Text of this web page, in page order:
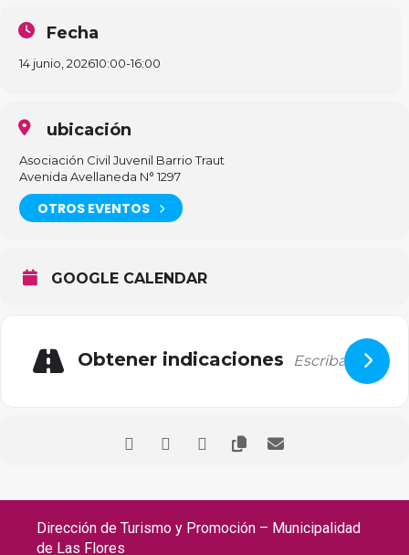
Fecha
14 junio, 202610:00-16:00
ubicación
Asociación Civil Juvenil Barrio Traut
Avenida Avellaneda N° 1297
OTROS EVENTOS
GOOGLE CALENDAR
Obtener indicaciones
Dirección de Turismo y Promoción – Municipalidad
de Las Flores